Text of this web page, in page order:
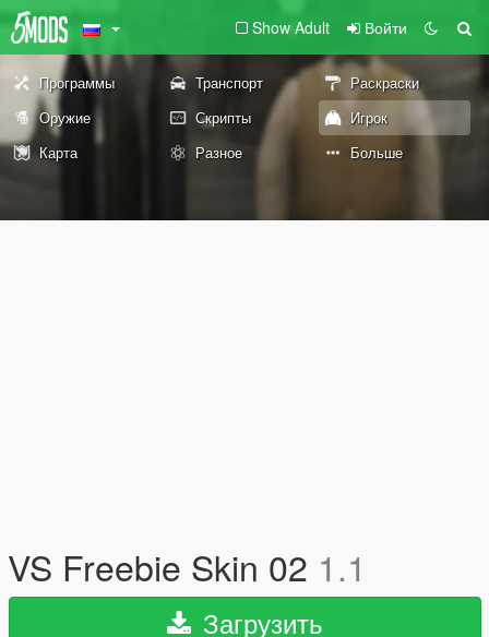
Show Adult Войти
Программы Транспорт
Раскраски
Оружие
Скрипты
Игрок
Карта
Разное Больше
VS Freebie Skin 02 1.1
Загрузить